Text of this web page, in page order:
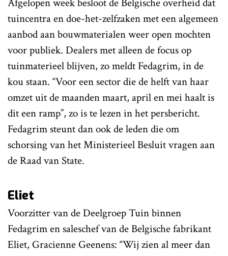
Afgelopen week besloot de Belgische overheid dat
tuincentra en doe-het-zelfzaken met een algemeen
aanbod aan bouwmaterialen weer open mochten
voor publiek. Dealers met alleen de focus op
tuinmaterieel blijven, zo meldt Fedagrim, in de
kou staan. “Voor een sector die de helft van haar
omzet uit de maanden maart, april en mei haalt is
dit een ramp”, zo is te lezen in het persbericht.
Fedagrim steunt dan ook de leden die om
schorsing van het Ministerieel Besluit vragen aan
de Raad van State.
Eliet
Voorzitter van de Deelgroep Tuin binnen
Fedagrim en saleschef van de Belgische fabrikant
Eliet, Gracienne Geenens: “Wij zien al meer dan